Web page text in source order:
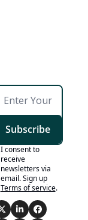
Subscribe
I consent to
receive
newsletters via
email. Sign up
Terms of service.